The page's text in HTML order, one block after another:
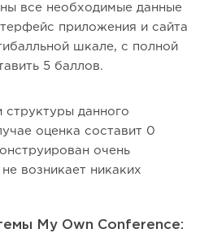
все необходимые данные
приложения и сайта
шкале, с полной
5 баллов.
данного
оценка составит 0
очень
возникает никаких
My Own Conference: